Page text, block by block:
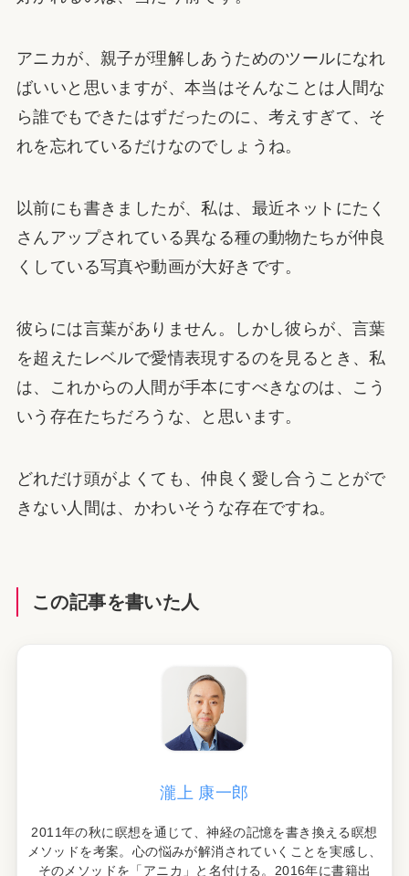
アニカが、親子が理解しあうためのツールになれ
ばいいと思いますが、本当はそんなことは人間な
ら誰でもできたはずだったのに、考えすぎて、そ
れを忘れているだけなのでしょうね。
以前にも書きましたが、私は、最近ネットにたく
さんアップされている異なる種の動物たちが仲良
くしている写真や動画が大好きです。
彼らには言葉がありません。しかし彼らが、言葉
を超えたレベルで愛情表現するのを見るとき、私
は、これからの人間が手本にすべきなのは、こう
いう存在たちだろうな、と思います。
どれだけ頭がよくても、仲良く愛し合うことがで
きない人間は、かわいそうな存在ですね。
この記事を書いた人
瀧上 康一郎
2011年の秋に瞑想を通じて、神経の記憶を書き換える瞑想
メソッドを考案。心の悩みが解消されていくことを実感し、
そのメソッドを「アニカ」と名付ける。2016年に書籍出